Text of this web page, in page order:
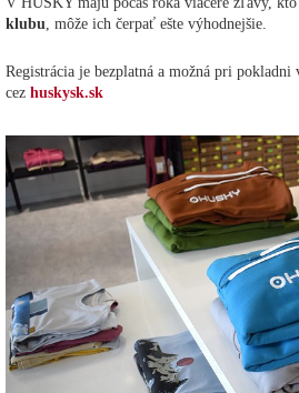
klubu , môže ich čerpať ešte výhodnejšie.
Registrácia je bezplatná a možná pri
cez huskysk.sk